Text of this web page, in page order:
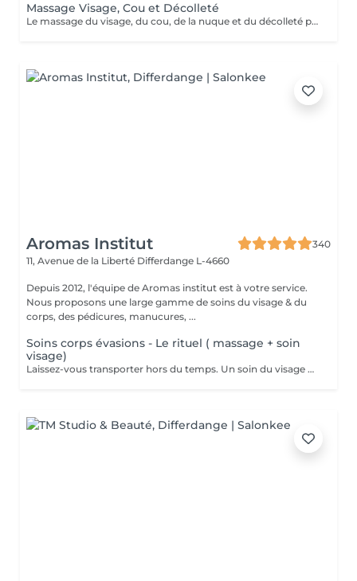
Massage Visage, Cou et Décolleté
Le massage du visage, du cou, de la nuque et du décolleté permet le relâchement des tensions accumulées ; il stimule la circulation sanguine et redonne à la peau l'éclat de la santé. Détendre les muscles faciaux aide à réduire l'impact des années. Des massages du visage réguliers contribuent à resserrer et à remonter les muscles. Dans le cou et la nuque se logent et s'accumulent des tensions qu'il faut détendre de façon régulière pour retrouver une bonne mobilité, une aisance. Ce massage procure une sensation durable de détente et de bien être.
Aromas Institut
340
11, Avenue de la Liberté Differdange L-4660
Depuis 2012, l'équipe de Aromas institut est à votre service.
Nous proposons une large gamme de soins du visage & du
corps, des pédicures, manucures, ...
Soins corps évasions - Le rituel ( massage + soin
visage)
Laissez-vous transporter hors du temps. Un soin du visage profond et adapté à votre peau, un soin du contour des yeux et un massage corps aux huiles chaudes. Nous vous prions de bien vouloir respecter votre rendez-vous. En prenant rendez-vous, vous occupez une place, dont une autre personne aurait éventuellement besoin. Tout rendez-vous non annulé 24h en avance, est susceptible d'être facturé. (Si vous ne pouvez pas vous présenter à votre RDV, proposez-le éventuellement à un proche ou à un ami) Toute l'équipe de Aromas Institut vous remercie pour votre respect et votre compréhension.